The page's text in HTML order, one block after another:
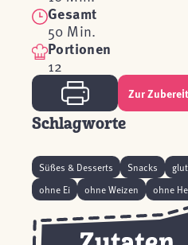
Gesamt
50 Min.
Portionen
12
Zur
Schlagworte
Süßes & Desserts Snacks
ohne Ei
ohne Weizen ohne